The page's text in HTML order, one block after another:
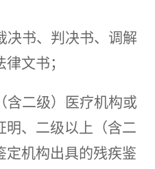
决书、判决书、调解
文书；
含二级）医疗机构或
明、二级以上（含二
定机构出具的残疾鉴